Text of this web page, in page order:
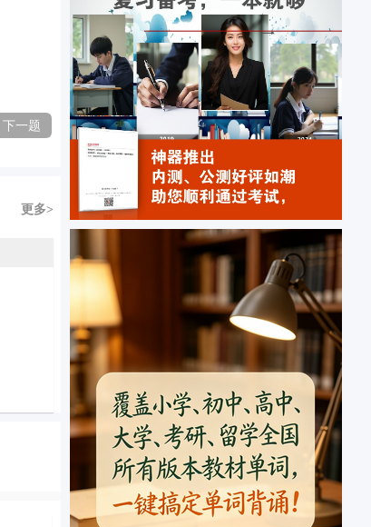
下一题
更多>